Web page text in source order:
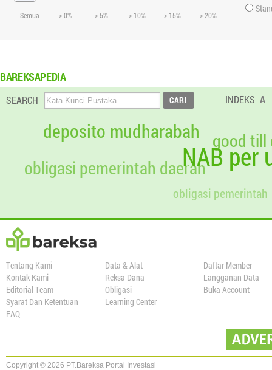
Semua > 0% > 5% > 10% > 15% > 20%
BAREKSAPEDIA
SEARCH INDEKS A
NAB per
deposito mudharabah
obligasi pemerintah
obligasi pemerintah daerah
good till
Tentang Kami
Kontak Kami
Editorial Team
Syarat Dan Ketentuan
FAQ
Data & Alat
Reksa Dana
Obligasi
Learning Center
Daftar Member
Langganan Data
Buka Account
Copyright © 2026 PT.Bareksa Portal Investasi